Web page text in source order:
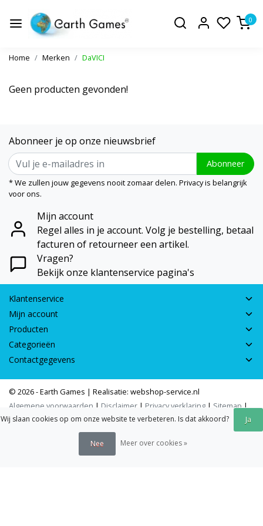
0
Home Merken DaVICI
Geen producten gevonden!
Abonneer je op onze nieuwsbrief
Abonneer
* We zullen jouw gegevens nooit zomaar delen. Privacy is belangrijk
voor ons.
Mijn account
Regel alles in je account. Volg je bestelling, betaal
facturen of retourneer een artikel.
Vragen?
Bekijk onze klantenservice pagina's
Klantenservice
Mijn account
Producten
Categorieën
Contactgegevens
© 2026 - Earth Games | Realisatie: webshop-service.nl
Algemene voorwaarden | Disclaimer | Privacy verklaring | Sitemap|
RSS Feed
Wij slaan cookies op om onze website te verbeteren. Is dat akkoord? Ja
Nee Meer over cookies »